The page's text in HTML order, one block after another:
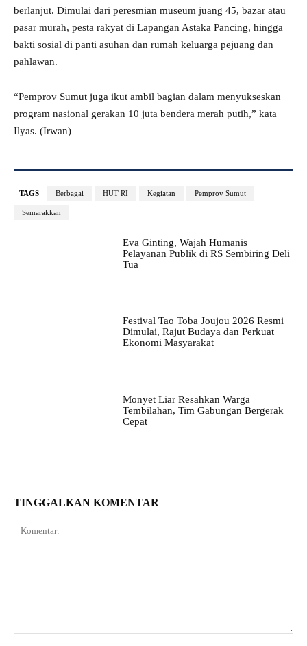
berlanjut. Dimulai dari peresmian museum juang 45, bazar atau
pasar murah, pesta rakyat di Lapangan Astaka Pancing, hingga
bakti sosial di panti asuhan dan rumah keluarga pejuang dan
pahlawan.
“Pemprov Sumut juga ikut ambil bagian dalam menyukseskan
program nasional gerakan 10 juta bendera merah putih,” kata
Ilyas. (Irwan)
TAGS Berbagai HUT RI Kegiatan Pemprov Sumut
Semarakkan
Eva Ginting, Wajah Humanis
Pelayanan Publik di RS Sembiring Deli
Tua
Festival Tao Toba Joujou 2026 Resmi
Dimulai, Rajut Budaya dan Perkuat
Ekonomi Masyarakat
Monyet Liar Resahkan Warga
Tembilahan, Tim Gabungan Bergerak
Cepat
TINGGALKAN KOMENTAR